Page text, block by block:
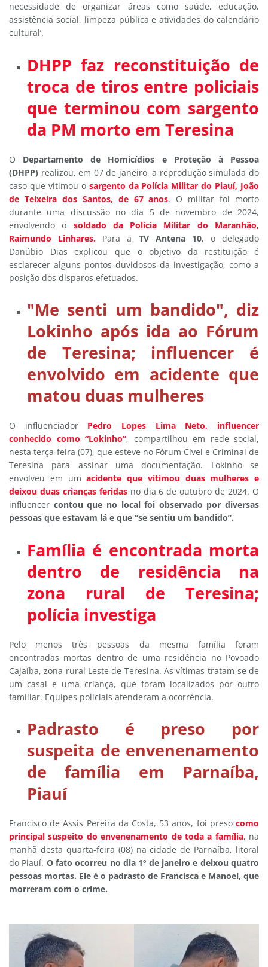
necessidade de organizar áreas como saúde, educação,
assistência social, limpeza pública e atividades do calendário
cultural’.
DHPP faz reconstituição de
troca de tiros entre policiais
que terminou com sargento
da PM morto em Teresina
O Departamento de Homicídios e Proteção à Pessoa
(DHPP) realizou, em 07 de janeiro, a reprodução simulada do
caso que vitimou osargento da Polícia Militar do Piauí, João
de Teixeira dos Santos, de 67 anos. O militar foi morto
durante uma discussão no dia 5 de novembro de 2024,
envolvendo o soldado da Polícia Militar do Maranhão,
Raimundo Linhares. Para a TV Antena 10, o delegado
Danúbio Dias explicou que o objetivo da restituição é
esclarecer alguns pontos duvidosos da investigação, como a
posição dos disparos efetuados.
"Me senti um bandido", diz
Lokinho após ida ao Fórum
de Teresina; influencer é
envolvido em acidente que
matou duas mulheres
O influenciador Pedro Lopes Lima Neto, influencer
conhecido como “Lokinho”, compartilhou em rede social,
nesta terça-feira (07), que esteve no Fórum Cível e Criminal de
Teresina para assinar uma documentação. Lokinho se
envolveu em umacidente que vitimou duas mulheres e
deixou duas crianças feridas no dia 6 de outubro de 2024. O
influencer contou que no local foi observado por diversas
pessoas que estavam lá e que “se sentiu um bandido”.
Família é encontrada morta
dentro de residência na
zona rural de Teresina;
polícia investiga
Pelo menos três pessoas da mesma família foram
encontradas mortas dentro de uma residência no Povoado
Cajaíba, zona rural Leste de Teresina. As vítimas tratam-se de
um casal e uma criança, que foram localizados por outro
familiar. Equipes policiais atenderam a ocorrência.
Padrasto é preso por
suspeita de envenenamento
de família em Parnaíba,
Piauí
Francisco de Assis Pereira da Costa, 53 anos, foi preso como
principal suspeito do envenenamento de toda a família, na
manhã desta quarta-feira (08) na cidade de Parnaíba, litoral
do Piauí. O fato ocorreu no dia 1º de janeiro e deixou quatro
pessoas mortas. Ele é o padrasto de Francisca e Manoel, que
morreram com o crime.